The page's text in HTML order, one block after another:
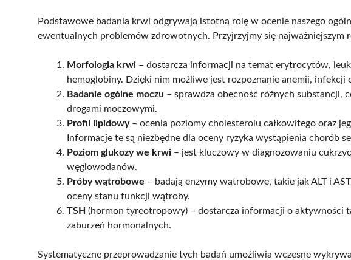
Podstawowe badania krwi odgrywają istotną rolę w ocenie naszego
ewentualnych problemów zdrowotnych. Przyjrzyjmy się najważniejszym
Morfologia krwi – dostarcza informacji na temat erytrocytów,
hemoglobiny. Dzięki nim możliwe jest rozpoznanie anemii, infekcji
Badanie ogólne moczu – sprawdza obecność różnych substancji,
drogami moczowymi.
Profil lipidowy– ocenia poziomy cholesterolu całkowitego oraz
Informacje te są niezbędne dla oceny ryzyka wystąpienia chorób
Poziom glukozy we krwi – jest kluczowy w diagnozowaniu
węglowodanów.
Próby wątrobowe – badają enzymy wątrobowe, takie jak ALT i
oceny stanu funkcji wątroby.
TSH (hormon tyreotropowy) – dostarcza informacji o aktywności
zaburzeń hormonalnych.
Systematyczne przeprowadzanie tych badań umożliwia wczesne